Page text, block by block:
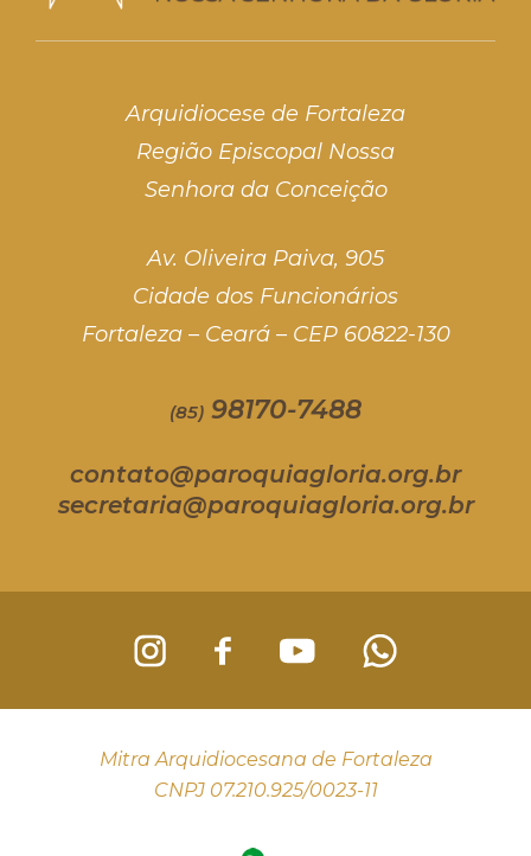
Arquidiocese de Fortaleza
Região Episcopal Nossa
Senhora da Conceição
Av. Oliveira Paiva, 905
Cidade dos Funcionários
Fortaleza – Ceará – CEP 60822-130
(85) 98170-7488
contato@paroquiagloria.org.br
secretaria@paroquiagloria.org.br
Mitra Arquidiocesana de Fortaleza
CNPJ 07.210.925/0023-11